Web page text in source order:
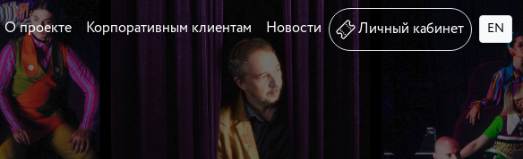
О проекте Корпоративным клиентам Новости Личный кабинет EN